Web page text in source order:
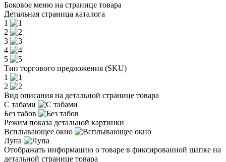
Боковое меню на странице товара
Детальная страница каталога
1
2
3
4
5
Тип торгового предложения (SKU)
1
2
Вид описания на детальной странице товара
С табами
Без табов
Режим показа детальной картинки
Всплывающее окно
Лупа
Отображать информацию о товаре в фиксированной шапке на
детальной странице товара